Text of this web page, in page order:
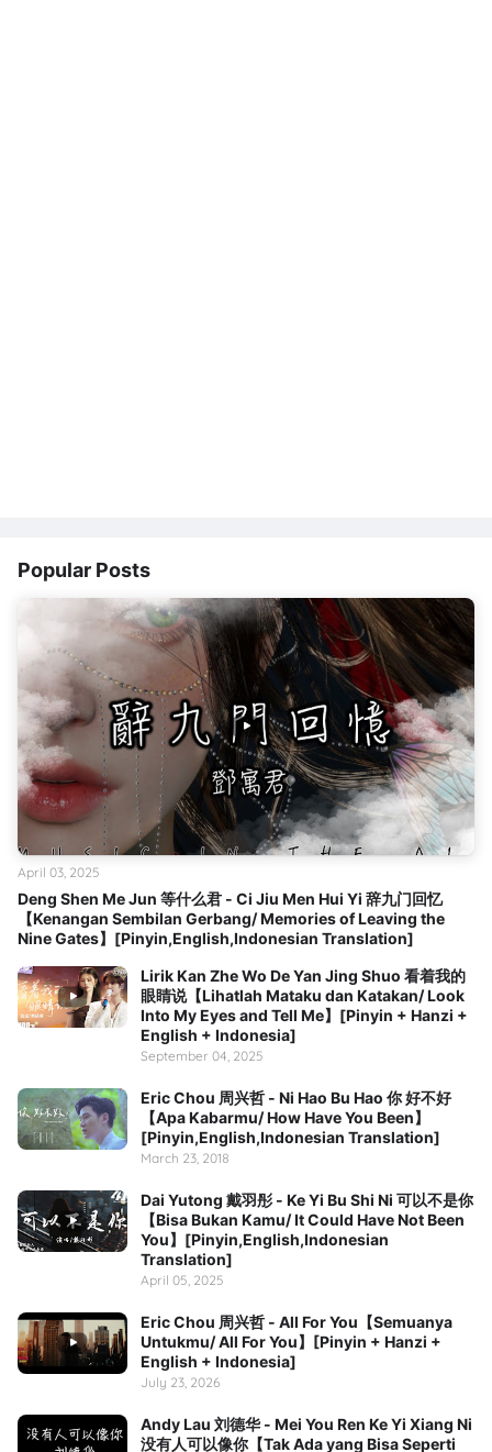
Popular Posts
Deng Shen Me Jun 等什么君 - Ci Jiu Men Hui Yi 辞九门回忆
【Kenangan Sembilan Gerbang/ Memories of Leaving the
Nine Gates】[Pinyin,English,Indonesian Translation]
April 03, 2025
Lirik Kan Zhe Wo De Yan Jing Shuo 看着我的
眼睛说【Lihatlah Mataku dan Katakan/ Look
Into My Eyes and Tell Me】[Pinyin + Hanzi +
English + Indonesia]
September 04, 2025
Eric Chou 周兴哲 - Ni Hao Bu Hao 你 好不好
【Apa Kabarmu/ How Have You Been】
[Pinyin,English,Indonesian Translation]
March 23, 2018
Dai Yutong 戴羽彤 - Ke Yi Bu Shi Ni 可以不是你
【Bisa Bukan Kamu/ It Could Have Not Been
You】[Pinyin,English,Indonesian
Translation]
April 05, 2025
Eric Chou 周兴哲 - All For You【Semuanya
Untukmu/ All For You】[Pinyin + Hanzi +
English + Indonesia]
July 23, 2026
Andy Lau 刘德华 - Mei You Ren Ke Yi Xiang Ni
没有人可以像你【Tak Ada yang Bisa Seperti